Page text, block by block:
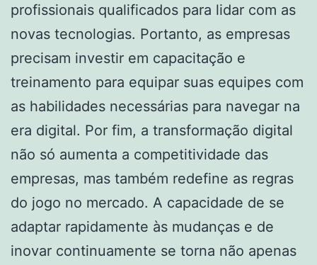
profissionais qualificados para lidar com as
novas tecnologias. Portanto, as empresas
precisam investir em capacitação e
treinamento para equipar suas equipes com
as habilidades necessárias para navegar na
era digital. Por fim, a transformação digital
não só aumenta a competitividade das
empresas, mas também redefine as regras
do jogo no mercado. A capacidade de se
adaptar rapidamente às mudanças e de
inovar continuamente se torna não apenas